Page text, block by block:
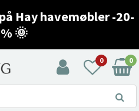
Hay havemøbler -20-
🌞
0 0